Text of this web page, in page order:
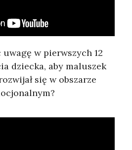
w pierwszych 12
dziecka, aby maluszek
się w obszarze